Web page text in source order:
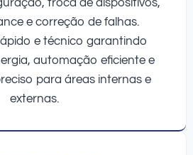
e correção de falhas.
e técnico garantindo
automação eficiente e
para áreas internas e
externas.